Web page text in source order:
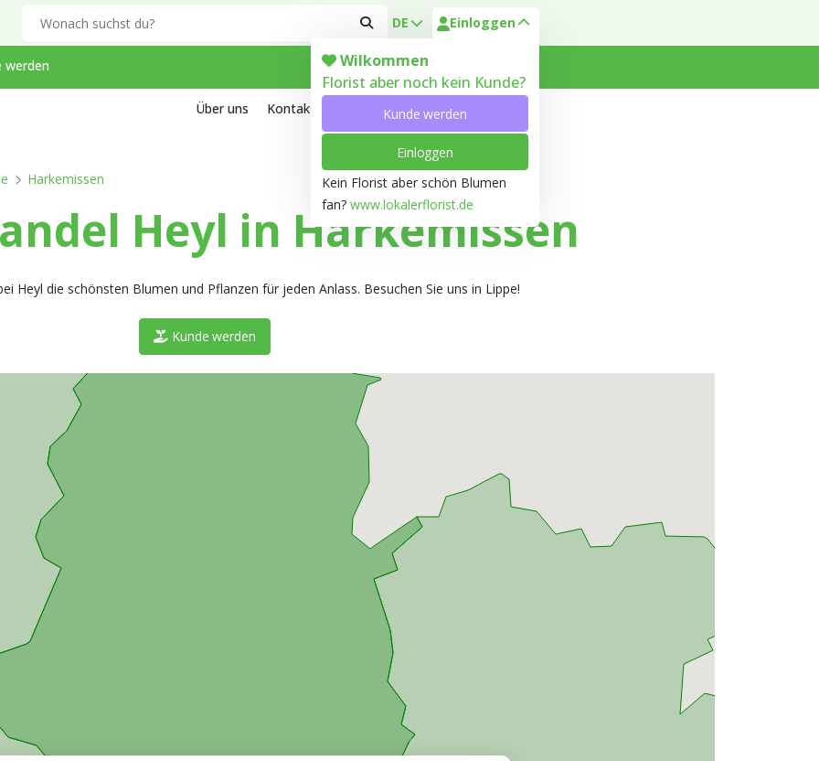
DE Einloggen
Wilkommen
Florist aber noch kein Kunde?
Kunde werden
Einloggen
Kein Florist aber schön Blumen
fan? www.lokalerflorist.de
werden
Über uns Kontakt Arbeiten bei Heyl Kundenservice
Harkemissen
Heyl in Harkemissen
Heyl die schönsten Blumen und Pflanzen für jeden Anlass. Besuchen Sie uns in Lippe!
Kunde werden